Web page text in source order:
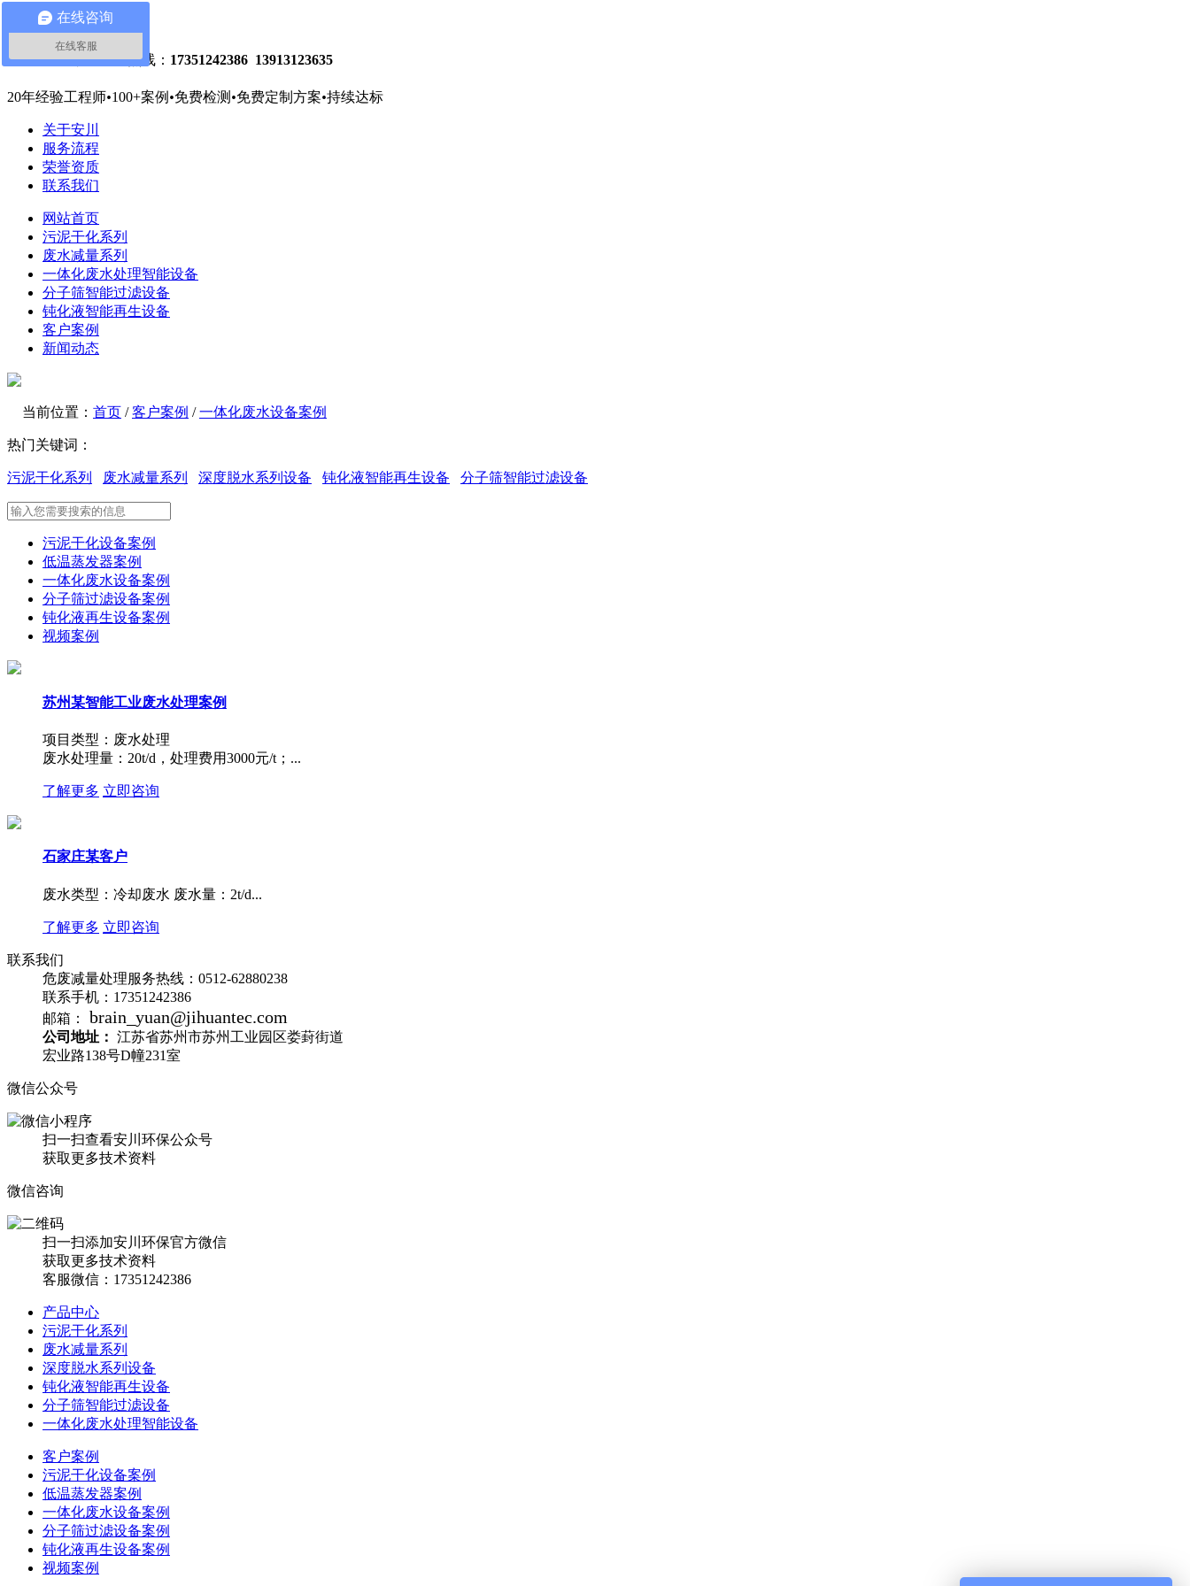
关注微信
网站地图
危废减量处理热线： 17351242386 13913123635
20年经验工程师•100+案例 •免费检测 •免费定制方案•持续达标
关于安川
服务流程
荣誉资质
联系我们
网站首页
污泥干化系列
废水减量系列
一体化废水处理智能设备
分子筛智能过滤设备
钝化液智能再生设备
客户案例
新闻动态
当前位置： 首页 /客户案例 /一体化废水设备案例
热门关键词：
污泥干化系列 废水减量系列 深度脱水系列设备 钝化液智能再生设备 分子筛智能过滤设备
污泥干化设备案例
低温蒸发器案例
一体化废水设备案例
分子筛过滤设备案例
钝化液再生设备案例
视频案例
苏州某智能工业废水处理案例
项目类型：废水处理
废水处理量：20t/d，处理费用3000元/t；...
了解更多 立即咨询
石家庄某客户
废水类型：冷却废水 废水量：2t/d...
了解更多 立即咨询
联系我们
危废减量处理服务热线： 0512-62880238
联系手机： 17351242386
邮箱：
brain_yuan@jihuantec.com
公司地址： 江苏省苏州市苏州工业园区娄葑街道
宏业路138号D幢231室
微信公众号
扫一扫查看安川环保公众号
获取更多技术资料
微信咨询
扫一扫添加安川环保官方微信
获取更多技术资料
客服微信：17351242386
产品中心
污泥干化系列
废水减量系列
深度脱水系列设备
钝化液智能再生设备
分子筛智能过滤设备
一体化废水处理智能设备
客户案例
污泥干化设备案例
低温蒸发器案例
一体化废水设备案例
分子筛过滤设备案例
钝化液再生设备案例
视频案例
在线咨询
在线客服